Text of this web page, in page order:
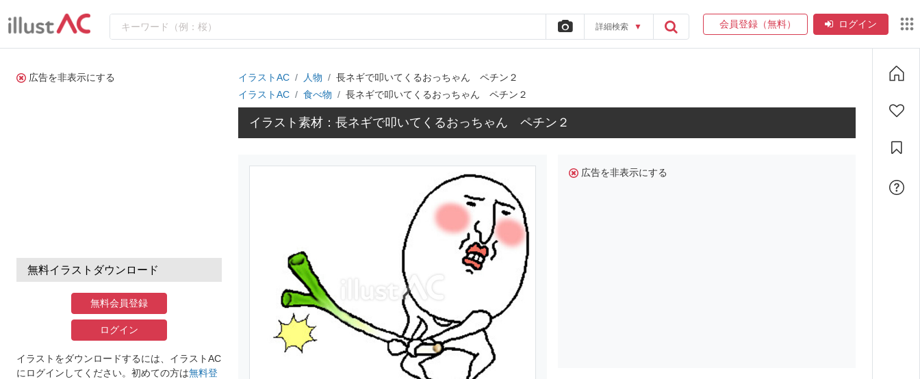
詳細検索 ▼ 会員登録（無料） ログイン
広告を非表示にする
無料イラストダウンロード
無料会員登録
ログイン
イラストをダウンロードするには、イラストAC
にログインしてください。初めての方は無料登
イラストAC 人物
長ネギで叩いてくるおっちゃん ペチン２
イラストAC
食べ物 長ネギで叩いてくるおっちゃん ペチン２
イラスト素材：長ネギで叩いてくるおっちゃん ペチン２
広告を非表示にする